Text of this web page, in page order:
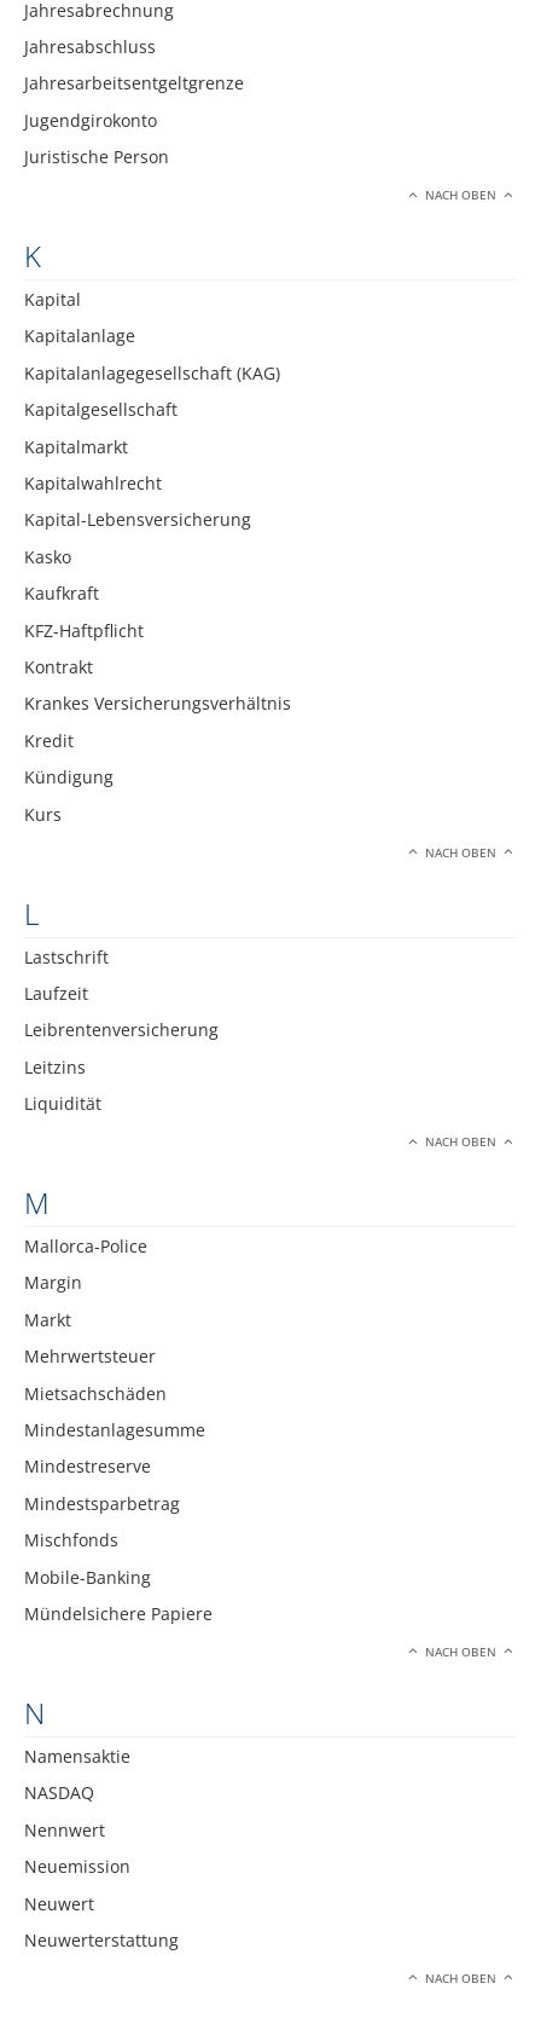
Jahresabrechnung
Jahresabschluss
Jahresarbeitsentgeltgrenze
Jugendgirokonto
Juristische Person
NACH OBEN
K
Kapital
Kapitalanlage
Kapitalanlagegesellschaft (KAG)
Kapitalgesellschaft
Kapitalmarkt
Kapitalwahlrecht
Kapital-Lebensversicherung
Kasko
Kaufkraft
KFZ-Haftpflicht
Kontrakt
Krankes Versicherungsverhältnis
Kredit
Kündigung
Kurs
NACH OBEN
L
Lastschrift
Laufzeit
Leibrentenversicherung
Leitzins
Liquidität
NACH OBEN
M
Mallorca-Police
Margin
Markt
Mehrwertsteuer
Mietsachschäden
Mindestanlagesumme
Mindestreserve
Mindestsparbetrag
Mischfonds
Mobile-Banking
Mündelsichere Papiere
NACH OBEN
N
Namensaktie
NASDAQ
Nennwert
Neuemission
Neuwert
Neuwerterstattung
NACH OBEN